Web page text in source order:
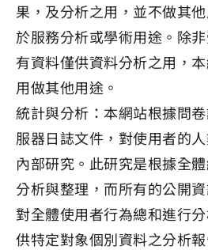
果，及分析之用，並不做其
於服務分析或學術用途。除
有資料僅供資料分析之用，
用做其他用途。
統計與分析：本網站根據問
服器日誌文件，對使用者的
內部研究。此研究是根據全
分析與整理，而所有的公開
對全體使用者行為總和進行
供特定對象個別資料之分析報